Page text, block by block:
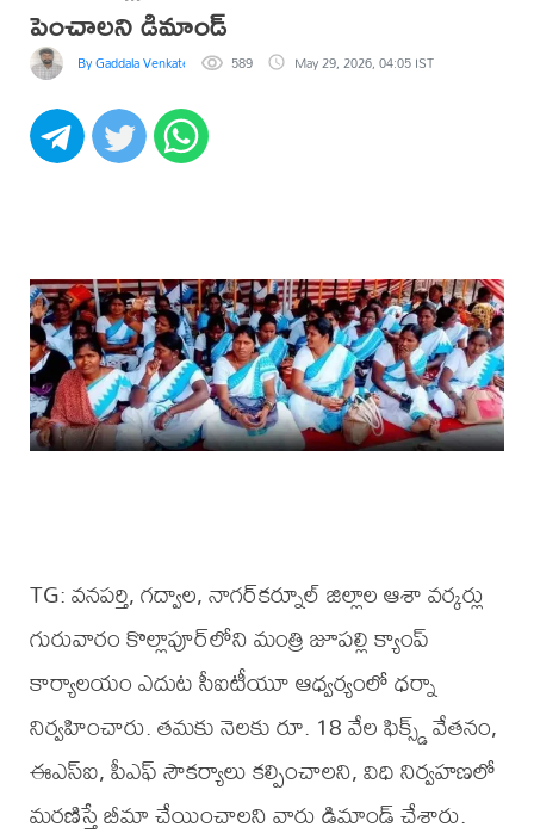
పెంచాలని డిమాండ్
By Gaddala VenkateswaraRao589 May 29, 2026, 04:05 IST
TG: వనపర్తి, గద్వాల, నాగర్‌కర్నూల్ జిల్లాల ఆశా వర్కర్లు
గురువారం కొల్లాపూర్‌లోని మంత్రి జూపల్లి క్యాంప్
కార్యాలయం ఎదుట సీఐటీయూ ఆధ్వర్యంలో ధర్నా
నిర్వహించారు. తమకు నెలకు రూ. 18 వేల ఫిక్స్డ్ వేతనం,
ఈఎస్‌ఐ, పీఎఫ్ సౌకర్యాలు కల్పించాలని, విధి నిర్వహణలో
మరణిస్తే బీమా చేయించాలని వారు డిమాండ్ చేశారు.